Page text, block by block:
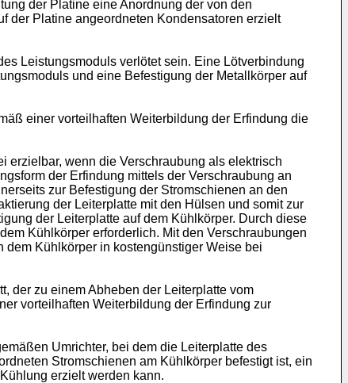
der Platine eine Anordnung der von den
der Platine angeordneten Kondensatoren erzielt
Leistungsmoduls verlötet sein. Eine Lötverbindung
und eine Befestigung der Metallkörper auf
einer vorteilhaften Weiterbildung der Erfindung die
erzielbar, wenn die Verschraubung als elektrisch
der Erfindung mittels der Verschraubung an
zur Befestigung der Stromschienen an den
der Leiterplatte mit den Hülsen und somit zur
der Leiterplatte auf dem Kühlkörper. Durch diese
Kühlkörper erforderlich. Mit den Verschraubungen
Kühlkörper in kostengünstiger Weise bei
der zu einem Abheben der Leiterplatte vom
vorteilhaften Weiterbildung der Erfindung zur
Umrichter, bei dem die Leiterplatte des
Stromschienen am Kühlkörper befestigt ist, ein
erzielt werden kann.